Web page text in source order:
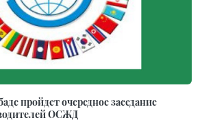
пройдет очередное заседание
ОСЖД